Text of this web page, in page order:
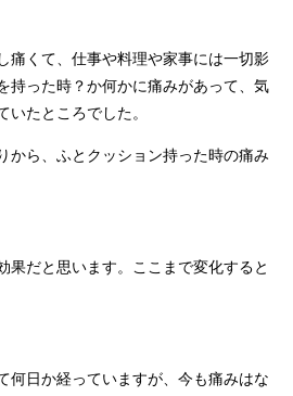
痛くて、仕事や料理や家事には一切影
持った時？か何かに痛みがあって、気
いたところでした。
から、ふとクッション持った時の痛み
果だと思います。ここまで変化すると
何日か経っていますが、今も痛みはな